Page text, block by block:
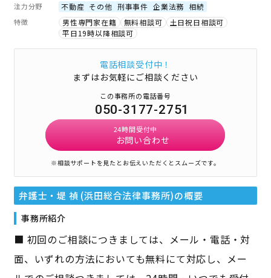
注力分野 不動産 その他 刑事事件 企業法務 相続
特徴 男性専門家在籍 無料相談可
土日祝日相談可
平日19時以降相談可
電話相談受付中！
まずはお気軽にご相談ください
この事務所の電話番号
050-3177-2751
24時間受付中
お問い合わせ
※相談サポートを見たとお伝えいただくとスムーズです。
弁護士・堤 禎 (浜田総合法律事務所)の概要
事務所紹介
■ 初回のご相談につきましては、メール・電話・対
面、いずれの方法においても無料にて対応し、メー